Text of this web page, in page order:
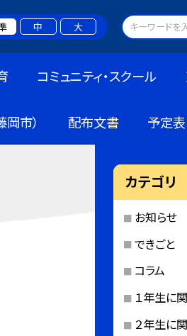
中 大
コミュニティ・スクール
市） 配布文書 予定表
カテゴリ
お知らせ
できごと
コラム
１年生に
２年生に